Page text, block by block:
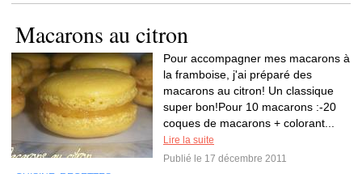
Macarons au citron
Pour accompagner mes macarons à
la framboise, j'ai préparé des
macarons au citron! Un classique
super bon!Pour 10 macarons :-20
coques de macarons + colorant...
Lire la suite
Publié le 17 décembre 2011